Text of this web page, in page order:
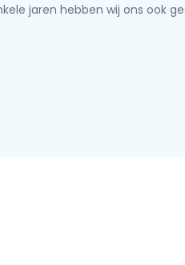
jaren hebben wij ons ook